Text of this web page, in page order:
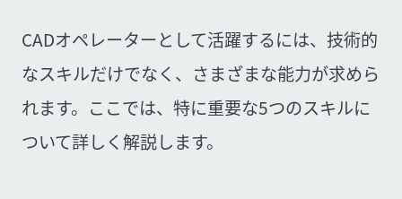
CADオペレーターとして活躍するには、技術的
なスキルだけでなく、さまざまな能力が求めら
れます。ここでは、特に重要な5つのスキルに
ついて詳しく解説します。